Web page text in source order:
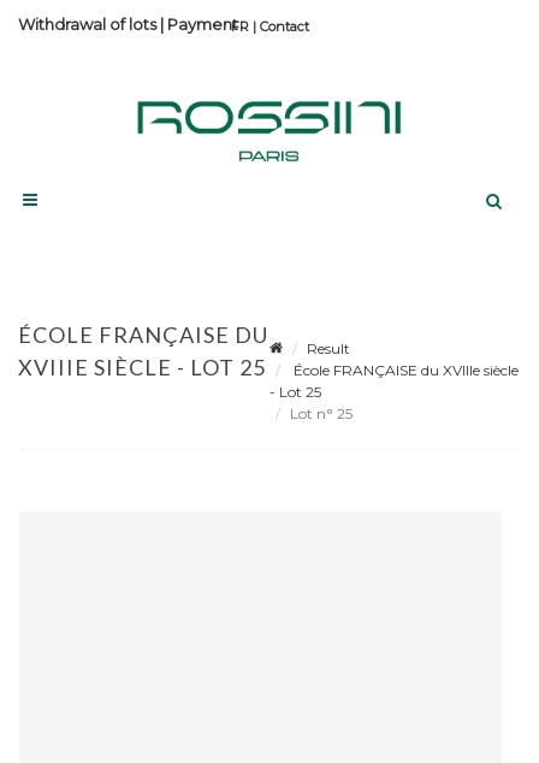
Contact
Withdrawal of lots| Payment
ÉCOLE FRANÇAISE DU
XVIIIE SIÈCLE - LOT 25
Result
École FRANÇAISE du XVIIIe siècle
- Lot 25
Lot n° 25